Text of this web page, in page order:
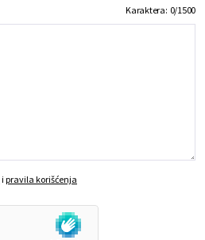
Karaktera: 0/1500
i pravila korišćenja